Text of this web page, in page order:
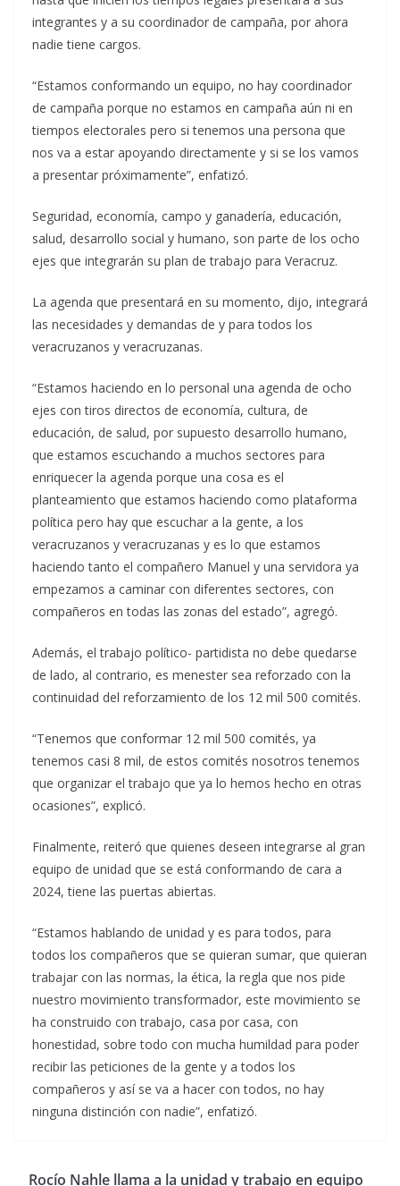
integrantes y a su coordinador de campaña, por ahora
nadie tiene cargos.
“Estamos conformando un equipo, no hay coordinador
de campaña porque no estamos en campaña aún ni en
tiempos electorales pero si tenemos una persona que
nos va a estar apoyando directamente y si se los vamos
a presentar próximamente”, enfatizó.
Seguridad, economía, campo y ganadería, educación,
salud, desarrollo social y humano, son parte de los ocho
ejes que integrarán su plan de trabajo para Veracruz.
La agenda que presentará en su momento, dijo, integrará
las necesidades y demandas de y para todos los
veracruzanos y veracruzanas.
“Estamos haciendo en lo personal una agenda de ocho
ejes con tiros directos de economía, cultura, de
educación, de salud, por supuesto desarrollo humano,
que estamos escuchando a muchos sectores para
enriquecer la agenda porque una cosa es el
planteamiento que estamos haciendo como plataforma
política pero hay que escuchar a la gente, a los
veracruzanos y veracruzanas y es lo que estamos
haciendo tanto el compañero Manuel y una servidora ya
empezamos a caminar con diferentes sectores, con
compañeros en todas las zonas del estado”, agregó.
Además, el trabajo político- partidista no debe quedarse
de lado, al contrario, es menester sea reforzado con la
continuidad del reforzamiento de los 12 mil 500 comités.
“Tenemos que conformar 12 mil 500 comités, ya
tenemos casi 8 mil, de estos comités nosotros tenemos
que organizar el trabajo que ya lo hemos hecho en otras
ocasiones”, explicó.
Finalmente, reiteró que quienes deseen integrarse al gran
equipo de unidad que se está conformando de cara a
2024, tiene las puertas abiertas.
“Estamos hablando de unidad y es para todos, para
todos los compañeros que se quieran sumar, que quieran
trabajar con las normas, la ética, la regla que nos pide
nuestro movimiento transformador, este movimiento se
ha construido con trabajo, casa por casa, con
honestidad, sobre todo con mucha humildad para poder
recibir las peticiones de la gente y a todos los
compañeros y así se va a hacer con todos, no hay
ninguna distinción con nadie”, enfatizó.
Rocío Nahle llama a la unidad y trabajo en equipo